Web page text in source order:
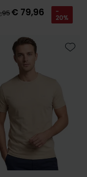
€ 79,96 -
20%
favorieten